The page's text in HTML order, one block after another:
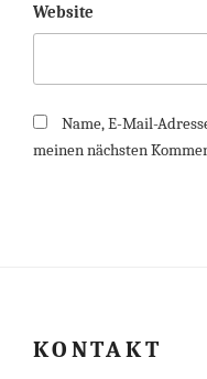
Website
Name, E-Mail-
meinen nächsten
KONTAKT